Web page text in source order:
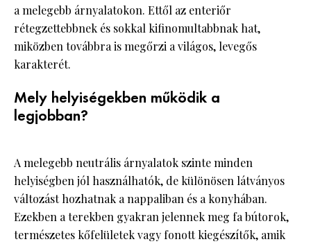
a melegebb árnyalatokon. Ettől az enteriőr
rétegzettebbnek és sokkal kifinomultabbnak hat,
miközben továbbra is megőrzi a világos, levegős
karakterét.
Mely helyiségekben működik a
legjobban?
A melegebb neutrális árnyalatok szinte minden
helyiségben jól használhatók, de különösen látványos
változást hozhatnak a nappaliban és a konyhában.
Ezekben a terekben gyakran jelennek meg fa bútorok,
természetes kőfelületek vagy fonott kiegészítők, amik